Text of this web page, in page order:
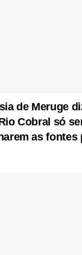
de Meruge
Cobral só
as fontes